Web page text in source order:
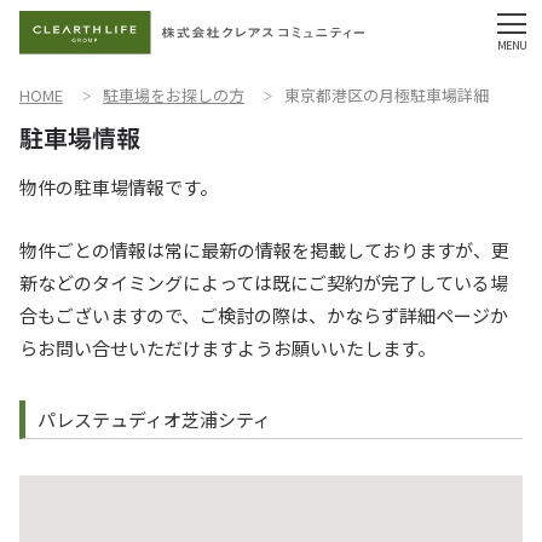
HOME 駐車場をお探しの方 東京都港区の月極駐車場詳細
物件の駐車場情報です。
物件ごとの情報は常に最新の情報を掲載しておりますが、更
新などのタイミングによっては既にご契約が完了している場
合もございますので、ご検討の際は、かならず詳細ページか
らお問い合せいただけますようお願いいたします。
パレステュディオ芝浦シティ